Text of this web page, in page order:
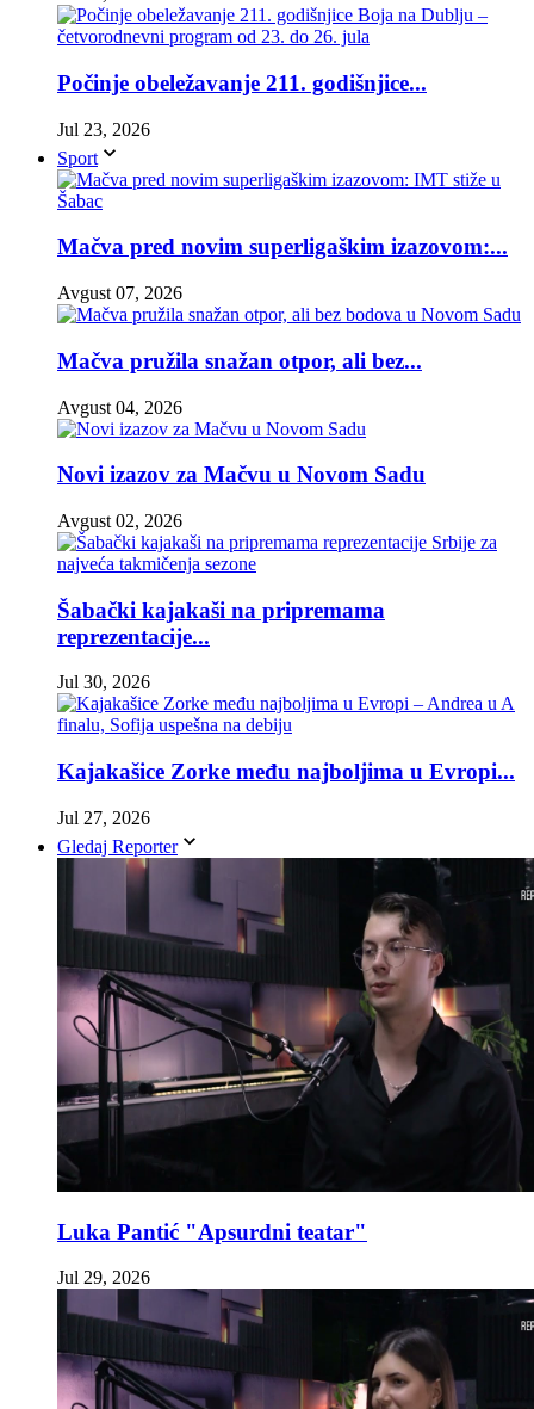
Počinje obeležavanje 211. godišnjice...
Jul 23, 2026
Sport
Mačva pred novim superligaškim izazovom:...
Avgust 07, 2026
Mačva pružila snažan otpor, ali bez...
Avgust 04, 2026
Novi izazov za Mačvu u Novom Sadu
Avgust 02, 2026
Šabački kajakaši na pripremama
reprezentacije...
Jul 30, 2026
Kajakašice Zorke među najboljima u Evropi...
Jul 27, 2026
Gledaj Reporter
Luka Pantić "Apsurdni teatar"
Jul 29, 2026